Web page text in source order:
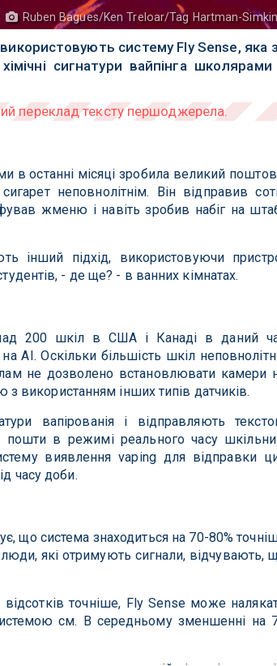
Ruben Bagues/Ken Treloar/Tag Hartman-
систему Fly Sense, яка
сигнатури вайпінга школярами
в останні місяці зробила великий
неповнолітнім. Він відправив
жменю і навіть зробив набіг на
інший підхід, використовуючи
- де ще? - в ванних кімнатах.
200 шкіл в США і Канаді в даний
AI. Оскільки більшість шкіл
не дозволено встановлювати камери
з використанням інших типів датчиків.
вапірованія і відправляють
пошти в режимі реального часу
виявлення vaping для відправки
часу доби.
що система знаходиться на 70-80%
люди, які отримують сигнали, відчувають,
точніше, Fly Sense може
см. В середньому зменшенні на